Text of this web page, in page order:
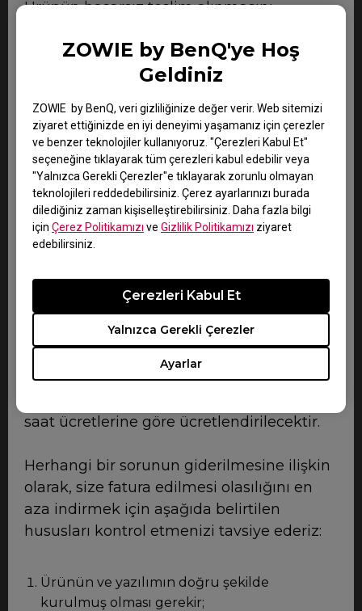
ZOWIE by BenQ'ye Hoş
Geldiniz
ZOWIE by BenQ, veri gizliliğinize değer verir. Web sitemizi
ziyaret ettiğinizde en iyi deneyimi yaşamanız için çerezler
ve benzer teknolojiler kullanıyoruz. "Çerezleri Kabul Et"
seçeneğine tıklayarak tüm çerezleri kabul edebilir veya
"Yalnızca Gerekli Çerezler"e tıklayarak zorunlu olmayan
teknolojileri reddedebilirsiniz. Çerez ayarlarınızı burada
dilediğiniz zaman kişiselleştirebilirsiniz. Daha fazla bilgi
için Çerez Politikamızı ve Gizlilik Politikamızı ziyaret
edebilirsiniz.
Ayarlar
Yalnızca Gerekli Çerezler
Çerezleri Kabul Et
Ürünün hasarsız teslim alınmasını
Satınalma belgenizin kopyasını koymayı
unutmayın. BenQ, taşıma sırasında veya
hasar için hiçbir sorumluluk
üstlenmeyecektir.
Müşteri Ücretleri
Garanti Şartlarının ve Koşullarının madde
2’sine tabi olarak, bu garanti kapsamında
bir talepte bulunulması ve YSS’nin Ürünle
kapsanmadığını saptaması halinde,
sorunun giderilmesine ilişkin masraflardan
siz sorumlu olacaksınız. Bulunduğunuz
yere yapılacak ziyaretler, teknisyenin ilgili
sorunun bu garanti tarafından
saat ücretlerine göre ücretlendirilecektir.
Herhangi bir sorunun giderilmesine ilişkin
olarak, size fatura edilmesi olasılığını en
aza indirmek için aşağıda belirtilen
hususları kontrol etmenizi tavsiye ederiz:
Ürünün ve yazılımın doğru şekilde
kurulmuş olması gerekir;